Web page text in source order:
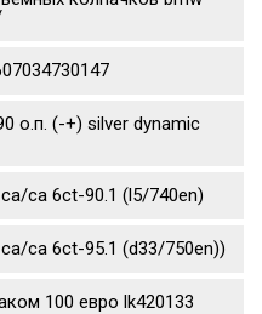
о.п. (-+) silver dynamic
ca 6ct-90.1 (l5/740en)
ca 6ct-95.1 (d33/750en))
100 евро lk420133